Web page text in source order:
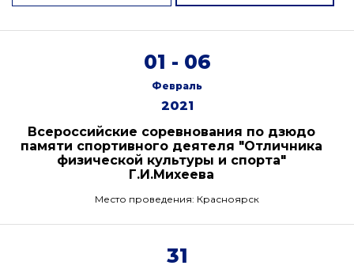
01 - 06
Февраль
2021
Всероссийские соревнования по дзюдо
памяти спортивного деятеля "Отличника
физической культуры и спорта"
Г.И.Михеева
Место проведения: Красноярск
31